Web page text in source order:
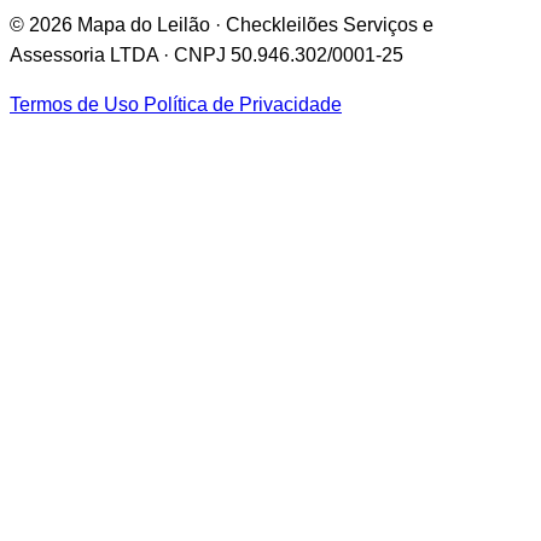
© 2026 Mapa do Leilão · Checkleilões Serviços e
Assessoria LTDA · CNPJ 50.946.302/0001-25
Termos de Uso Política de Privacidade